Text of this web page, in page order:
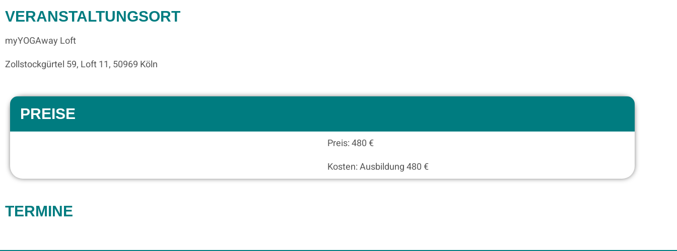
VERANSTALTUNGSORT
myYOGAway Loft
Zollstockgürtel 59, Loft 11, 50969 Köln
PREISE
Preis: 480 €
Kosten: Ausbildung 480 €
TERMINE